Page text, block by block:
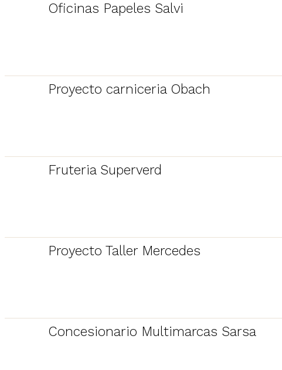
Oficinas Papeles Salvi
Proyecto carniceria Obach
Fruteria Superverd
Proyecto Taller Mercedes
Concesionario Multimarcas Sarsa